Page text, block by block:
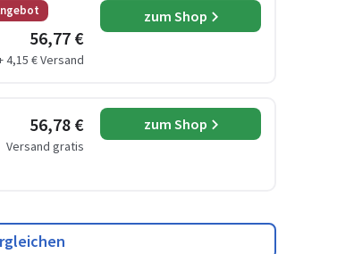
56,77 €
4,15 € Versand
zum Shop
56,78 €
Versand gratis
zum Shop